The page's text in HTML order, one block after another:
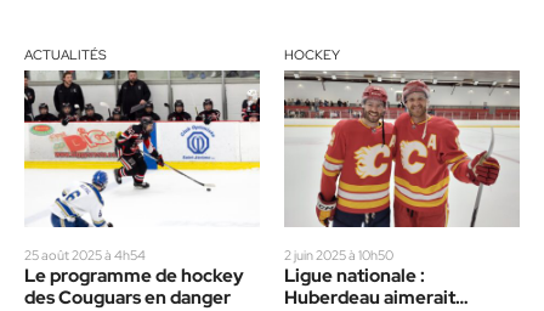
ACTUALITÉS
25 août 2025 à 4h54
Le programme de hockey
des Couguars en danger
HOCKEY
2 juin 2025 à 10h50
Ligue nationale :
Huberdeau aimerait